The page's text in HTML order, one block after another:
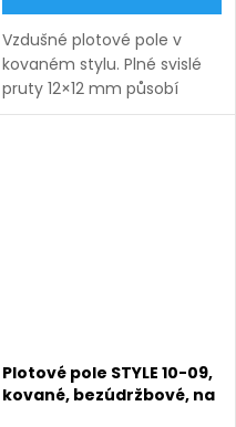
Vzdušné plotové pole v
kovaném stylu. Plné svislé
pruty 12×12 mm působí
lehce a nadčasově.
Plotové pole STYLE 10-09,
kované, bezúdržbové, na